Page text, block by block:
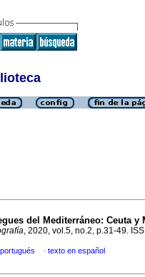
del Mediterráneo: Ceuta y
, 2020, vol.5, no.2, p.31-49.
portugués · texto en español